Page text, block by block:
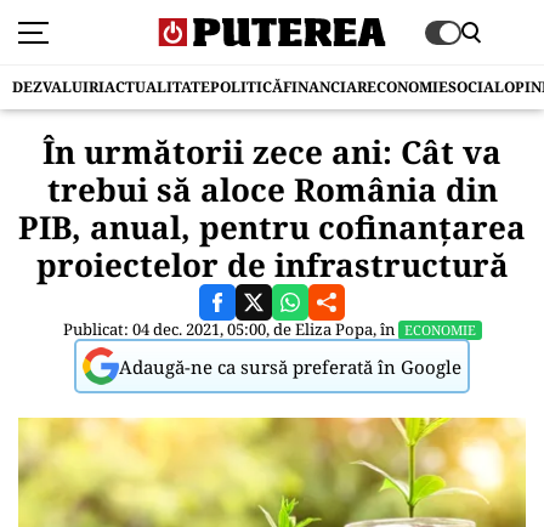
DEZVALUIRIACTUALITATEPOLITICĂFINANCIARECONOMIESOCIAL
În următorii zece ani: Cât va
trebui să aloce România din
PIB, anual, pentru cofinanţarea
proiectelor de infrastructură
Publicat: 04 dec. 2021, 05:00, deEliza Popa, în ECONOMIE
Adaugă-ne ca sursă preferată în Google